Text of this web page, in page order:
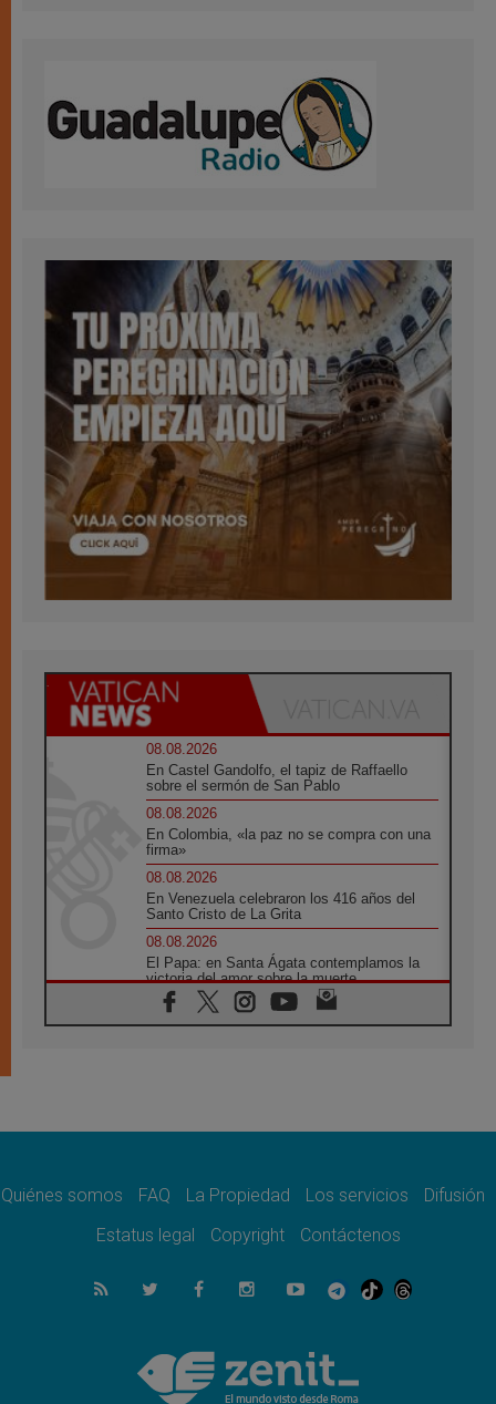
08.08.2026
En Castel Gandolfo, el tapiz de Raffaello
sobre el sermón de San Pablo
08.08.2026
En Colombia, «la paz no se compra con una
firma»
08.08.2026
En Venezuela celebraron los 416 años del
Santo Cristo de La Grita
08.08.2026
El Papa: en Santa Ágata contemplamos la
victoria del amor sobre la muerte
08.08.2026
León XIV visitará el Santuario de la Madre
07.08.2026
07.08.2026
el compromiso del cristiano"
La matanza de niños en Gaza no cesa: 300
muertos en 300 días
Tagle: La guerra desfigura el mundo, solo la
revelación de Dios lo transfigura
Quiénes somos FAQ La Propiedad Los servicios
Difusión
Estatus legal
Copyright Contáctenos